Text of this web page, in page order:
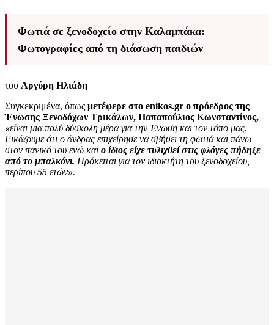
Φωτιά σε ξενοδοχείο στην Καλαμπάκα:
Φωτογραφίες από τη διάσωση παιδιών
του Αργύρη Ηλιάδη
Συγκεκριμένα, όπως μετέφερε στο enikos.gr ο πρόεδρος της
Ένωσης Ξενοδόχων Τρικάλων, Παπαπούλιος Κωνσταντίνος,
«είναι μια πολύ δύσκολη μέρα για την Ένωση και τον τόπο μας.
Εικάζουμε ότι ο άνδρας επιχείρησε να σβήσει τη φωτιά και πάνω
στον πανικό του ενώ και ο ίδιος είχε τυλιχθεί στις φλόγες πήδηξε
από το μπαλκόνι. Πρόκειται για τον ιδιοκτήτη του ξενοδοχείου,
περίπου 55 ετών».